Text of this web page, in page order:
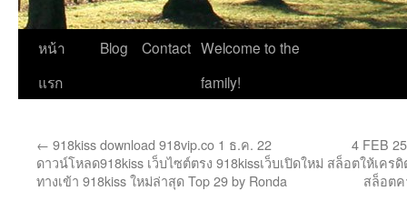
ข้าม
ไป
เนื้อหา
หน้า
แรก
Blog Contact Welcome to the
family!
← 918kiss download 918vip.co 1 ธ.ค. 22
ดาวน์โหลด918kiss เว็บไซต์ตรง 918kissเว็บเปิดใหม่
ทางเข้า 918kiss ใหม่ล่าสุด Top 29 by Ronda
4 FEB
สล็อตให้เคร
สล็อต